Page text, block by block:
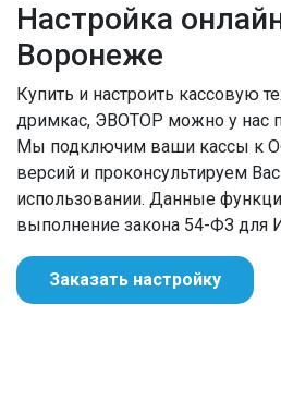
Настройка
Воронеже
Купить и настроить кассовую
дримкас, ЭВОТОР можно у нас
Мы подключим ваши кассы к
версий и проконсультируем
использовании. Данные
выполнение закона 54-ФЗ для
Заказать настройку